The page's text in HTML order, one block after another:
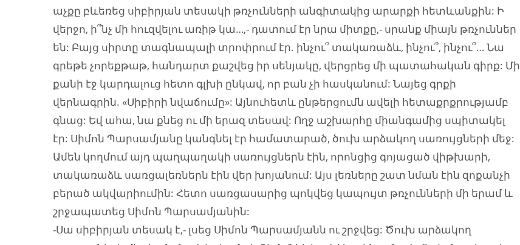
աչքը բևեռեց սիբիրյան տեսակի թռչունների անգիտակից արարքի հետևանքին: Ի
վերջո, ի՞նչ մի հուզվելու առիթ կա…,- դատում էր նրա միտքը,- սրանք միայն թռչուններ
են: Բայց սիրտը տագնապալի տրոփրում էր. ինչու՞ տակառաձև, ինչու՞, ինչու՞… Նա
գրեթե չորեքթաթ, հանդարտ քաշվեց իր սենյակը, վերցրեց մի պատահական գիրք: Մի
քանի էջ կարդալուց հետո գլխի ընկավ, որ բան չի հասկանում: Նայեց գրքի
վերնագրին. «Սիբիրի նվաճումը»: Այնուհետև ընթերցումն ավելի հետաքրքրությամբ
գնաց: Եվ ահա, նա քնեց ու մի երազ տեսավ: Ողջ աշխարհը միանգամից սպիտակել
էր: Սիմոն Պարսամյանը կանգնել էր համատարած, ծուխ արձակող սառույցների մեջ:
Ամեն կողմում այդ պաղպաղակի սառույցներն էին, որոնցից գոյացած վիթխարի,
տակառաձև սառցալեռներն էին վեր խոյանում: Այս լեռները շատ նման էին զոքանչի
բերած ակվարիումին: Հետո սառցասարից պոկվեց կապույտ թռչունների մի երամ և
շրջապատեց Սիմոն Պարսամյանին:
-Սա սիբիրյան տեսակ է,- լսեց Սիմոն Պարսամյանն ու շրջվեց: Ծուխ արձակող